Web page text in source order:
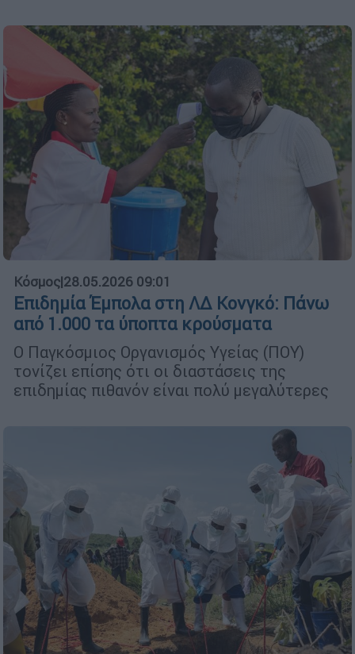
Κόσμος|28.05.2026 09:01
Επιδημία Έμπολα στη ΛΔ Κονγκό: Πάνω
από 1.000 τα ύποπτα κρούσματα
Ο Παγκόσμιος Οργανισμός Υγείας (ΠΟΥ)
τονίζει επίσης ότι οι διαστάσεις της
επιδημίας πιθανόν είναι πολύ μεγαλύτερες